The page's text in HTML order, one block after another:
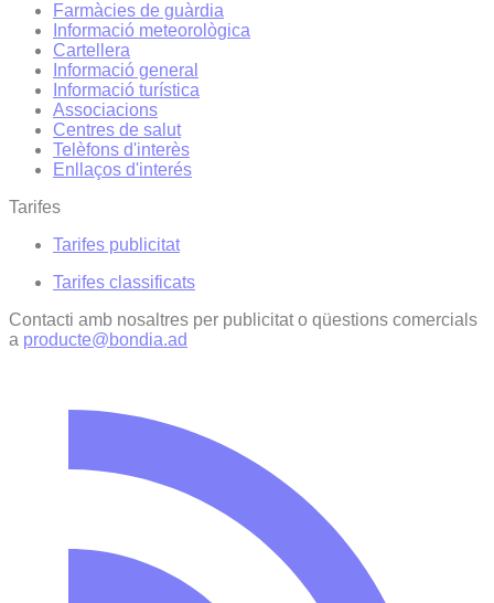
Farmàcies de guàrdia
Informació meteorològica
Cartellera
Informació general
Informació turística
Associacions
Centres de salut
Telèfons d'interès
Enllaços d'interés
Tarifes
Tarifes publicitat
Tarifes classificats
Contacti amb nosaltres per publicitat o qüestions comercials
a producte@bondia.ad